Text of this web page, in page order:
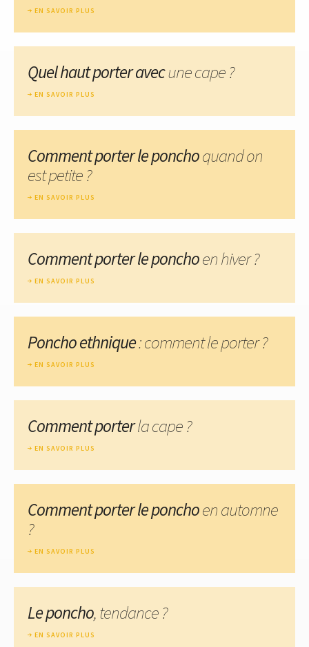
EN SAVOIR PLUS
Quel haut porter avecune cape ?
EN SAVOIR PLUS
Comment porter le ponchoquand on
est petite ?
EN SAVOIR PLUS
Comment porter le ponchoen hiver ?
EN SAVOIR PLUS
Poncho ethnique: comment le porter ?
EN SAVOIR PLUS
Comment porterla cape ?
EN SAVOIR PLUS
Comment porter le ponchoen automne
?
EN SAVOIR PLUS
Le poncho, tendance ?
EN SAVOIR PLUS